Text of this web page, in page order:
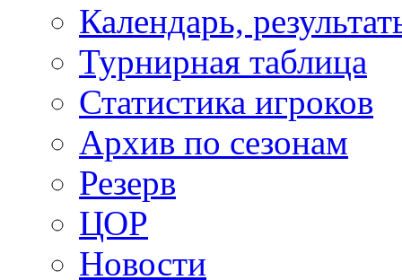
Календарь,
Турнирная таблица
Статистика игроков
Архив по сезонам
Резерв
ЦОР
Новости